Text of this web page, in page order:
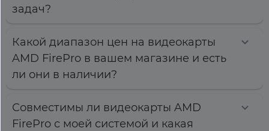
задач?
Какой диапазон цен на видеокарты
AMD FirePro в вашем магазине и есть
ли они в наличии?
Совместимы ли видеокарты AMD
FirePro с моей системой и какая